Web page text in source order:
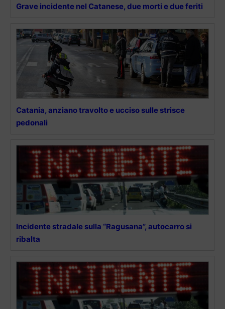
Grave incidente nel Catanese, due morti e due feriti
Catania, anziano travolto e ucciso sulle strisce
pedonali
Incidente stradale sulla “Ragusana”, autocarro si
ribalta